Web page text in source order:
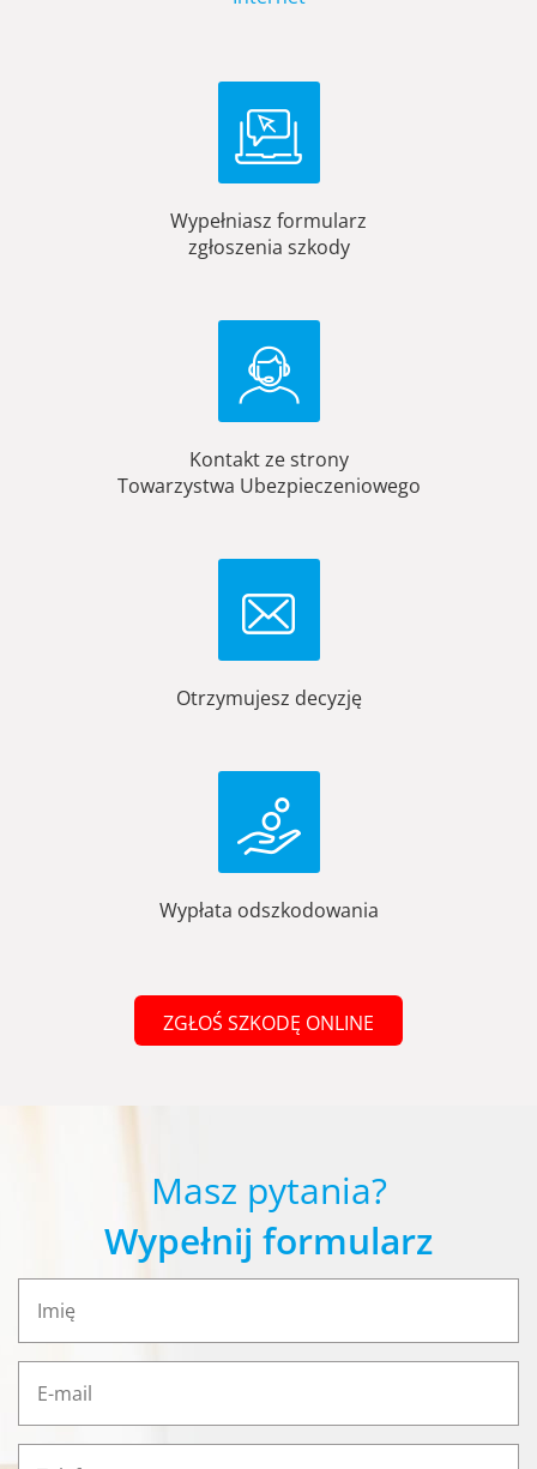
Wypełniasz formularz
zgłoszenia szkody
Kontakt ze strony
Towarzystwa Ubezpieczeniowego
Otrzymujesz decyzję
Wypłata odszkodowania
ZGŁOŚ SZKODĘ ONLINE
Masz pytania?
Wypełnij formularz